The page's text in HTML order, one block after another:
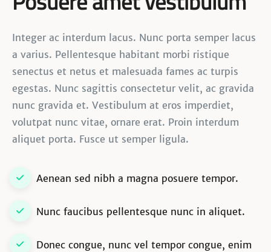
Integer ac interdum lacus. Nunc porta semper lacus
a varius. Pellentesque habitant morbi ristique
senectus et netus et malesuada fames ac turpis
egestas. Nunc sagittis consectetur velit, ac gravida
nunc gravida et. Vestibulum at eros imperdiet,
volutpat nunc vitae, ornare erat. Proin interdum
aliquet porta. Fusce ut semper ligula.
Aenean sed nibh a magna posuere tempor.
Nunc faucibus pellentesque nunc in aliquet.
Donec congue, nunc vel tempor congue, enim